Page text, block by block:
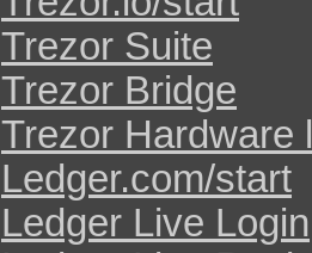
Trezor Suite
Trezor Bridge
Trezor Hardware
Ledger.com/start
Ledger Live Login